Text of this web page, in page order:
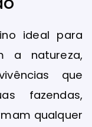
ideal para
a natureza,
que
fazendas,
qualquer